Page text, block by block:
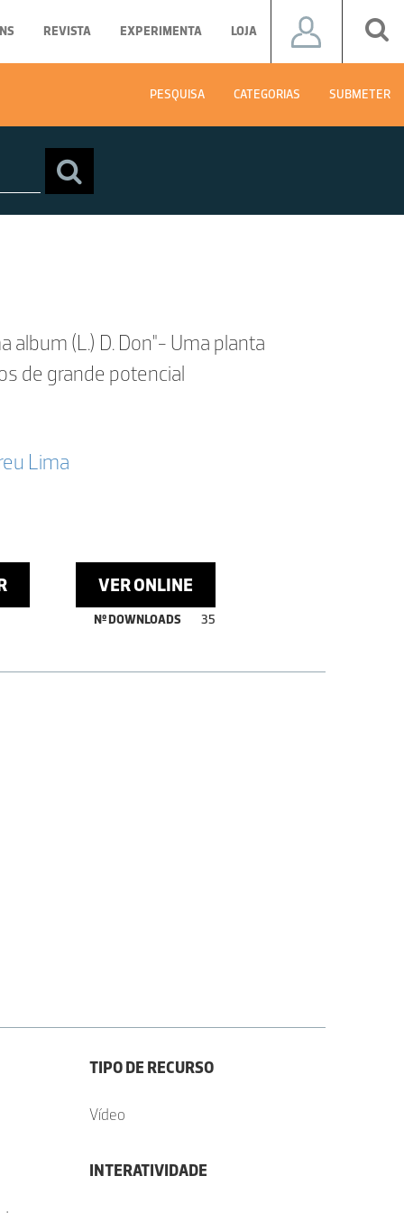
REVISTA EXPERIMENTA LOJA
PESQUISA CATEGORIAS SUBMETER
album (L.) D. Don"- Uma planta
de grande potencial
Lima
VER ONLINE
Nº DOWNLOADS 35
TIPO DE RECURSO
Vídeo
INTERATIVIDADE